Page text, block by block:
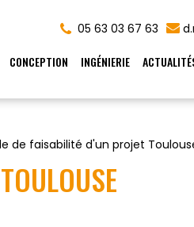
05 63 03 67 63
CONCEPTION INGÉNIERIE
de faisabilité d'un projet